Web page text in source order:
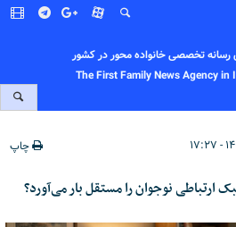
رسانه تخصصی خانواده محور در کشور
The First Family News Agency in
چاپ
ارتباطی نوجوان را مستقل بار می‌آورد؟